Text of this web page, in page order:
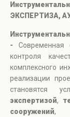
ЭКСПЕРТИЗА,
- Современная
контроля
комплексного
реализации
становятся
экспертизой,
сооружений,